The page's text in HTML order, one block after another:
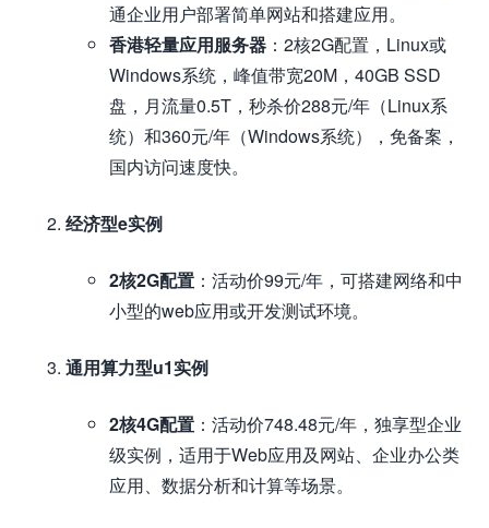
通企业用户部署简单网站和搭建应用。
香港轻量应用服务器 ：2核2G配置，Linux或
Windows系统，峰值带宽20M，40GB SSD
盘，月流量0.5T，秒杀价288元/年（Linux系
统）和360元/年（Windows系统），免备案，
国内访问速度快。
经济型e实例
2核2G配置 ：活动价99元/年，可搭建网络和中
小型的web应用或开发测试环境。
通用算力型u1实例
2核4G配置 ：活动价748.48元/年，独享型企业
级实例，适用于Web应用及网站、企业办公类
应用、数据分析和计算等场景。